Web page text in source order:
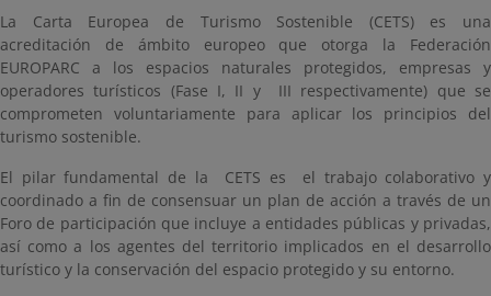
La Carta Europea de Turismo Sostenible (CETS) es una
acreditación de ámbito europeo que otorga la Federación
EUROPARC a los espacios naturales protegidos, empresas y
operadores turísticos (Fase I, II y III respectivamente) que se
comprometen voluntariamente para aplicar los principios del
turismo sostenible.
El pilar fundamental de la CETS es el trabajo colaborativo y
coordinado a fin de consensuar un plan de acción a través de un
Foro de participación que incluye a entidades públicas y privadas,
así como a los agentes del territorio implicados en el desarrollo
turístico y la conservación del espacio protegido y su entorno.